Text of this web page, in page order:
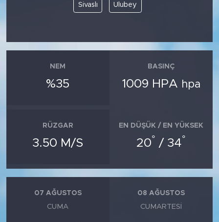
Sivaslı Ulubey
NEM
%35
BASINÇ
1009 HPA hpa
RÜZGAR
3.50 M/S
EN DÜŞÜK / EN YÜKSEK
20° / 34°
07 AĞUSTOS
CUMA
08 AĞUSTOS
CUMARTESI